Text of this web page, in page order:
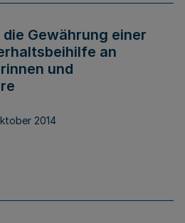
Gewährung einer
an
und
2014